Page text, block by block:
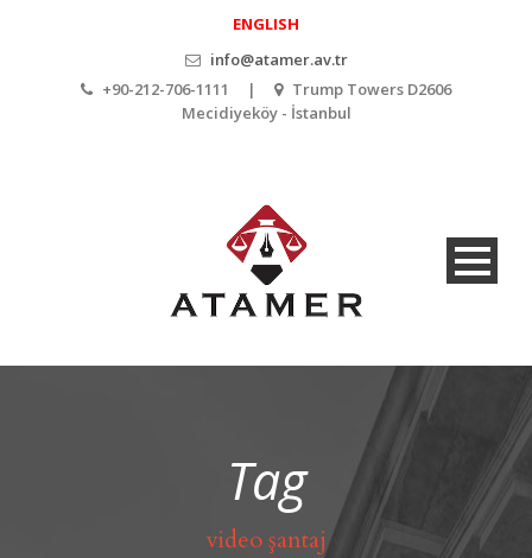
ENGLISH
info@atamer.av.tr
+90-212-706-1111 |
Trump Towers D2606
Mecidiyeköy - İstanbul
Tag
video şantaj